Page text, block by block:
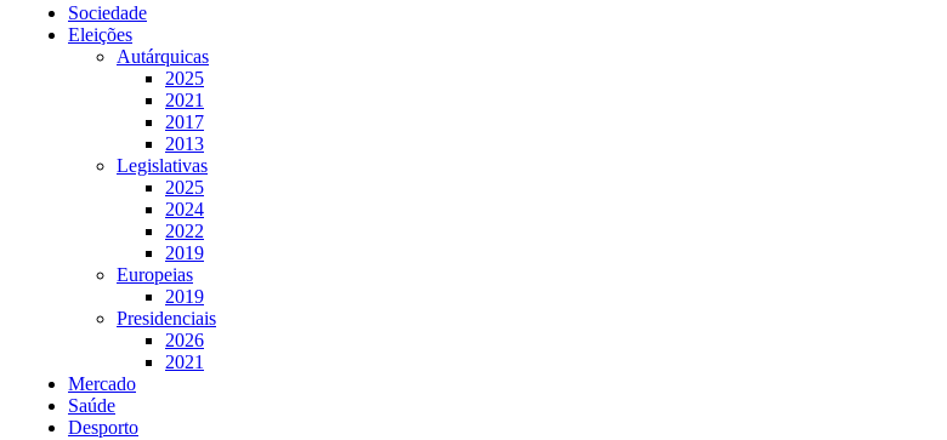
Sociedade
Eleições
Autárquicas
2025
2021
2017
2013
Legislativas
2025
2024
2022
2019
Europeias
2019
Presidenciais
2026
2021
Mercado
Saúde
Desporto